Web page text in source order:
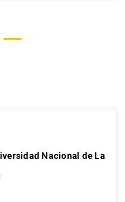
Nacional de La